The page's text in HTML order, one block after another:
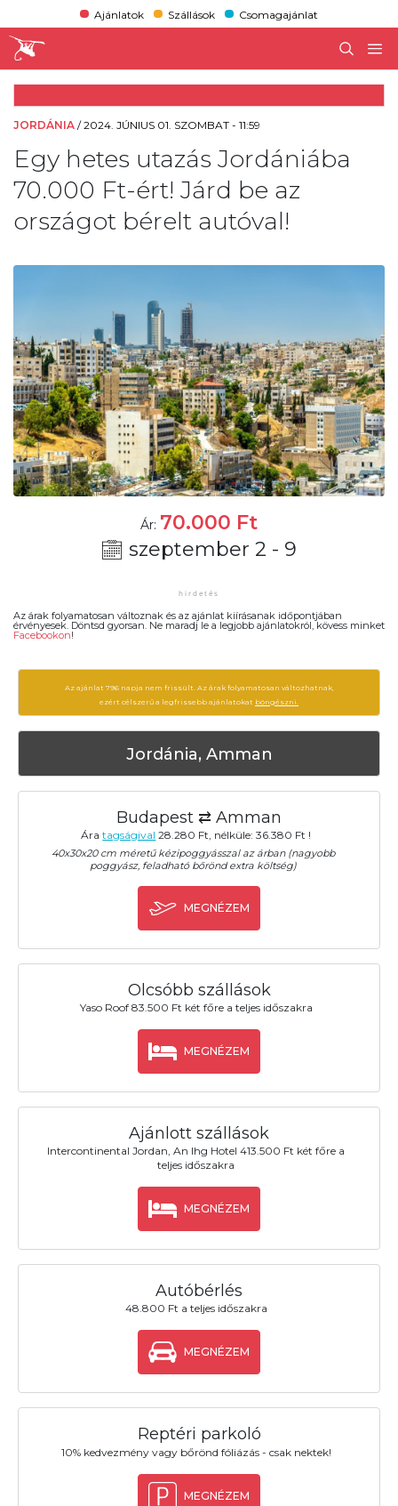
Ajánlatok Szállások Csomagajánlat
JORDÁNIA /2024. JÚNIUS 01. SZOMBAT - 11:59
Egy hetes utazás Jordániába
70.000 Ft-ért! Járd be az
országot bérelt autóval!
Ár: 70.000 Ft
szeptember 2 - 9
Az árak folyamatosan változnak és az ajánlat kiírásanak időpontjában
érvényesek. Döntsd gyorsan. Ne maradj le a legjobb ajánlatokról, kövess minket
Facebookon!
Az ajánlat 796 napja nem frissült. Az árak folyamatosan változhatnak,
ezért célszerű a legfrissebb ajánlatokat böngészni.
Jordánia, Amman
Budapest ⇄ Amman
Áratagságival 28.280 Ft, nélküle: 36.380 Ft !
40x30x20 cm méretű kézipoggyásszal az árban (nagyobb
poggyász, feladható bőrönd extra költség)
MEGNÉZEM
Olcsóbb szállások
Yaso Roof 83.500 Ft két főre a teljes időszakra
MEGNÉZEM
Ajánlott szállások
Intercontinental Jordan, An Ihg Hotel 413.500 Ft két főre a
teljes időszakra
MEGNÉZEM
Autóbérlés
48.800 Ft a teljes időszakra
MEGNÉZEM
Reptéri parkoló
10% kedvezmény vagy bőrönd fóliázás - csak nektek!
MEGNÉZEM